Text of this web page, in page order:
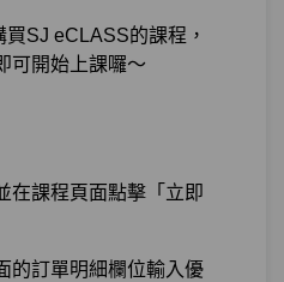
SJ eCLASS的課程，
可開始上課囉～
在課程頁面點擊「立即
的訂單明細欄位輸入優